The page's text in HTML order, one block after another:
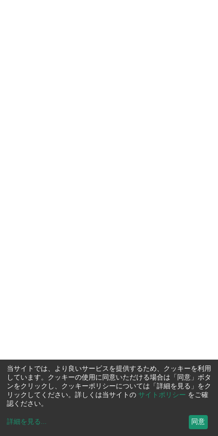
当サイトでは、より良いサービスを提供するため、クッキーを利用
しています。クッキーの使用に同意いただける場合は「同意」ボタ
ンをクリックし、クッキーポリシーについては「詳細を見る」をク
リックしてください。詳しくは当サイトの サイトポリシー をご確
認ください。
詳細を見る ... 同意